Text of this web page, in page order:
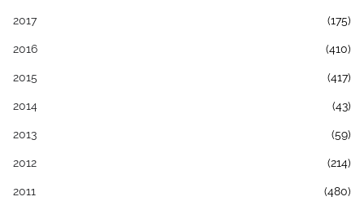
2017 (175)
2016 (410)
2015 (417)
2014 (43)
2013 (59)
2012 (214)
2011 (480)